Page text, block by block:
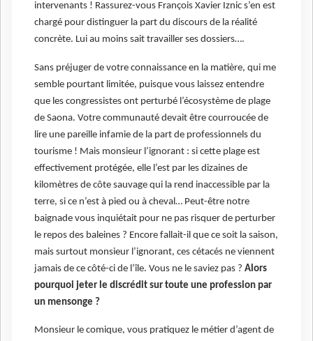
intervenants ! Rassurez-vous François Xavier Iznic s’en est
chargé pour distinguer la part du discours de la réalité
concrète. Lui au moins sait travailler ses dossiers….
Sans préjuger de votre connaissance en la matière, qui me
semble pourtant limitée, puisque vous laissez entendre
que les congressistes ont perturbé l’écosystème de plage
de Saona. Votre communauté devait être courroucée de
lire une pareille infamie de la part de professionnels du
tourisme ! Mais monsieur l’ignorant : si cette plage est
effectivement protégée, elle l’est par les dizaines de
kilomètres de côte sauvage qui la rend inaccessible par la
terre, si ce n’est à pied ou à cheval… Peut-être notre
baignade vous inquiétait pour ne pas risquer de perturber
le repos des baleines ? Encore fallait-il que ce soit la saison,
mais surtout monsieur l’ignorant, ces cétacés ne viennent
jamais de ce côté-ci de l’île. Vous ne le saviez pas ? Alors
pourquoi jeter le discrédit sur toute une profession par
un mensonge ?
Monsieur le comique, vous pratiquez le métier d’agent de